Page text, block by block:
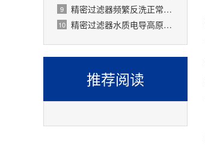
9 精密过滤器频繁反洗正常吗？
10 精密过滤器水质电导高原因是什么？
推荐阅读